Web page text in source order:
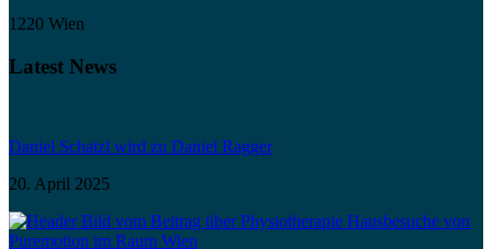
1220 Wien
Latest News
Daniel Schatzl wird zu Daniel Ragger
20. April 2025